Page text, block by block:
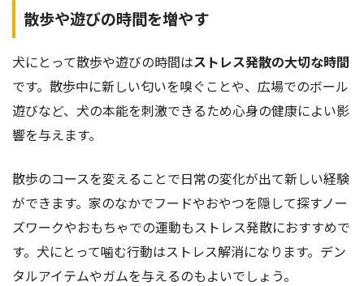
散歩や遊びの時間を増やす
犬にとって散歩や遊びの時間はストレス発散の大切な時間
です。散歩中に新しい匂いを嗅ぐことや、広場でのボール
遊びなど、犬の本能を刺激できるため心身の健康によい影
響を与えます。
散歩のコースを変えることで日常の変化が出て新しい経験
ができます。家のなかでフードやおやつを隠して探すノー
ズワークやおもちゃでの運動もストレス発散におすすめで
す。犬にとって噛む行動はストレス解消になります。デン
タルアイテムやガムを与えるのもよいでしょう。